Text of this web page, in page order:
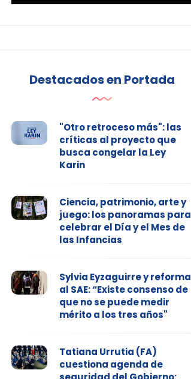
Destacados en Portada
"Otro retroceso más": las
críticas al proyecto que
busca congelar la Ley
Karin
Ciencia, patrimonio, arte y
juego: los panoramas para
celebrar el Día y el Mes de
las Infancias
Sylvia Eyzaguirre y reforma
al SAE: “Existe consenso de
que no se puede medir
mérito a los tres años"
Tatiana Urrutia (FA)
cuestiona agenda de